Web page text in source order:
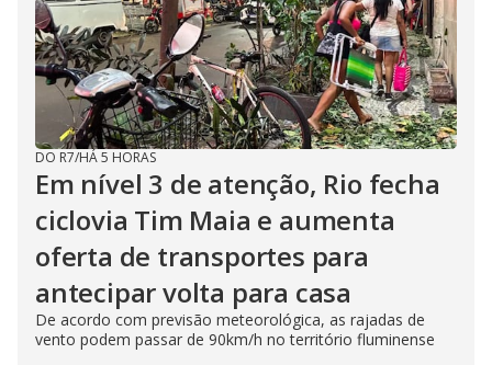
DO R7/HÁ 5 HORAS
Em nível 3 de atenção, Rio fecha
ciclovia Tim Maia e aumenta
oferta de transportes para
antecipar volta para casa
De acordo com previsão meteorológica, as rajadas de
vento podem passar de 90km/h no território fluminense